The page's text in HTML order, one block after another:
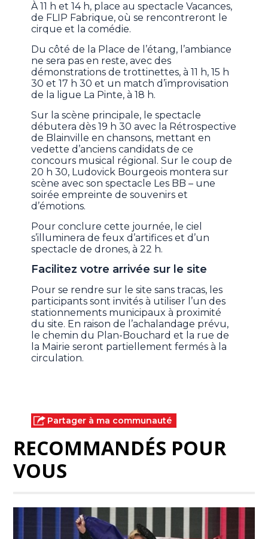
À 11 h et 14 h, place au spectacle Vacances,
de FLIP Fabrique, où se rencontreront le
cirque et la comédie.
Du côté de la Place de l’étang, l’ambiance
ne sera pas en reste, avec des
démonstrations de trottinettes, à 11 h, 15 h
30 et 17 h 30 et un match d’improvisation
de la ligue La Pinte, à 18 h.
Sur la scène principale, le spectacle
débutera dès 19 h 30 avec la Rétrospective
de Blainville en chansons, mettant en
vedette d’anciens candidats de ce
concours musical régional. Sur le coup de
20 h 30, Ludovick Bourgeois montera sur
scène avec son spectacle Les BB – une
soirée empreinte de souvenirs et
d’émotions.
Pour conclure cette journée, le ciel
s’illuminera de feux d’artifices et d’un
spectacle de drones, à 22 h.
Facilitez votre arrivée sur le site
Pour se rendre sur le site sans tracas, les
participants sont invités à utiliser l’un des
stationnements municipaux à proximité
du site. En raison de l’achalandage prévu,
le chemin du Plan-Bouchard et la rue de
la Mairie seront partiellement fermés à la
circulation.
Partager à ma communauté
RECOMMANDÉS POUR
VOUS